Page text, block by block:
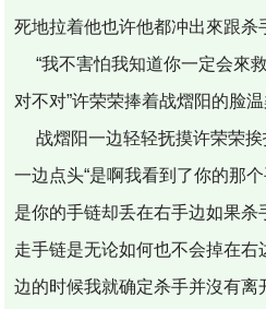
死地拉着他也许他都冲出來跟杀
“我不害怕我知道你一定会來
对不对”许荣荣捧着战熠阳的脸
战熠阳一边轻轻抚摸许荣荣挨
一边点头“是啊我看到了你的那
是你的手链却丢在右手边如果杀
走手链是无论如何也不会掉在
边的时候我就确定杀手并沒有离